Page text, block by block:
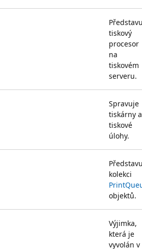
tiskový
procesor
na
tiskovém
serveru.
Spravuje
tiskárny a
tiskové
úlohy.
kolekci
objektů.
Výjimka,
která je
vyvolán v